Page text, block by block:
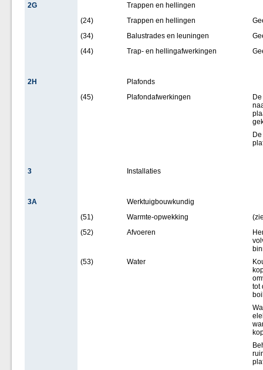
2G
Trappen en hellingen
(24)
Trappen en hellingen
(34)
Balustrades en leuningen
(44)
Trap- en hellingafwerkingen
2H
Plafonds
(45)
Plafondafwerkingen
3 Installaties
3A
Werktuigbouwkundig
(51)
Warmte-opwekking
(52)
Afvoeren
(53)
Water
tot